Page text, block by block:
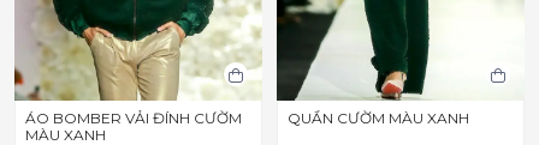
ÁO BOMBER VẢI ĐÍNH CƯỜM
MÀU XANH
QUẦN CƯỜM MÀU XANH